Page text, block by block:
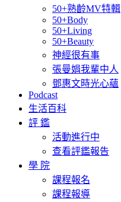
50+熟齡MV特輯
50+Body
50+Living
50+Beauty
神經很有事
張曼娟我輩中人
鄧惠文時光心蘊
Podcast
生活百科
評 鑑
活動進行中
查看評鑑報告
學 院
課程報名
課程報導